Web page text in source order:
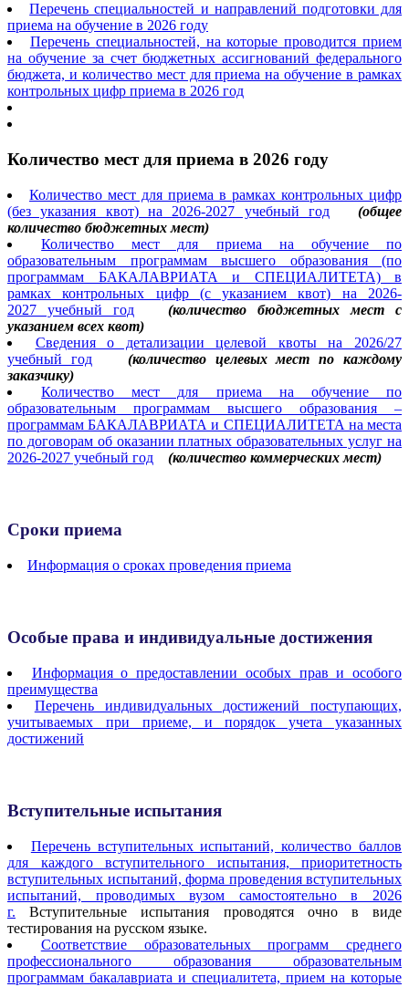
Перечень специальностей и направлений подготовки для
приема на обучение в 2026 году
Перечень специальностей, на которые проводится прием
на обучение за счет бюджетных ассигнований федерального
бюджета, и количество мест для приема на обучение в рамках
контрольных цифр приема в 2026 год
Количество мест для приема в 2026 году
Количество мест для приема в рамках контрольных цифр
(без указания квот) на 2026-2027 учебный год
(общее
количество бюджетных мест)
Количество мест для приема на обучение по
образовательным программам высшего образования (по
программам БАКАЛАВРИАТА и СПЕЦИАЛИТЕТА) в
рамках контрольных цифр (с указанием квот) на 2026-
2027 учебный год
(количество бюджетных мест с
указанием всех квот)
Сведения о детализации целевой квоты на 2026/27
учебный год
(количество целевых мест по каждому
заказчику)
Количество мест для приема на обучение по
образовательным программам высшего образования –
программам БАКАЛАВРИАТА и СПЕЦИАЛИТЕТА на места
по договорам об оказании платных образовательных услуг на
2026-2027 учебный год
(количество коммерческих мест)
Сроки приема
Информация о сроках проведения приема
Особые права и индивидуальные достижения
Информация о предоставлении особых прав и особого
преимущества
Перечень индивидуальных достижений поступающих,
учитываемых при приеме, и порядок учета указанных
достижений
Вступительные испытания
Перечень вступительных испытаний, количество баллов
для каждого вступительного испытания, приоритетность
вступительных испытаний, форма проведения вступительных
испытаний, проводимых вузом самостоятельно в 2026
г. Вступительные испытания проводятся очно в виде
тестирования на русском языке.
Соответствие образовательных программ среднего
профессионального образования образовательным
программам бакалавриата и специалитета, прием на которые